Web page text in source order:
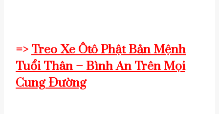
=> Treo Xe Ôtô Phật Bản Mệnh
Tuổi Thân – Bình An Trên Mọi
Cung Đường